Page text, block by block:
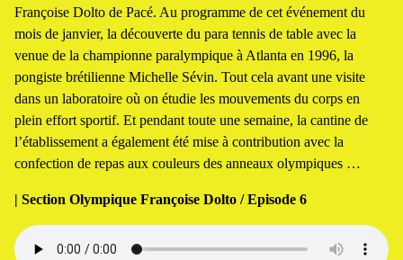
Françoise Dolto de Pacé. Au programme de cet événement du
mois de janvier, la découverte du para tennis de table avec la
venue de la championne paralympique à Atlanta en 1996, la
pongiste brétilienne Michelle Sévin. Tout cela avant une visite
dans un laboratoire où on étudie les mouvements du corps en
plein effort sportif. Et pendant toute une semaine, la cantine de
l’établissement a également été mise à contribution avec la
confection de repas aux couleurs des anneaux olympiques …
| Section Olympique Françoise Dolto / Episode 6